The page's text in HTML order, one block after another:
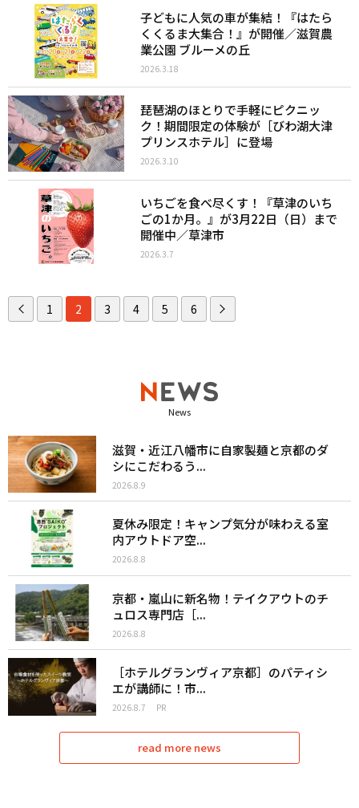
子どもに人気の車が集結！『はたら
くくるま大集合！』が開催／滋賀農
業公園 ブルーメの丘
2026.3.18
琵琶湖のほとりで手軽にピクニッ
ク！期間限定の体験が［びわ湖大津
プリンスホテル］に登場
2026.3.10
いちごを食べ尽くす！『草津のいち
ごの1か月。』が3月22日（日）まで
開催中／草津市
2026.3.7
1 2 3 4 5 6
News
滋賀・近江八幡市に自家製麺と京都のダ
シにこだわるう...
2026.8.9
夏休み限定！キャンプ気分が味わえる室
内アウトドア空...
2026.8.8
京都・嵐山に新名物！テイクアウトのチ
ュロス専門店［...
2026.8.8
［ホテルグランヴィア京都］のパティシ
エが講師に！市...
2026.8.7 PR
read more news